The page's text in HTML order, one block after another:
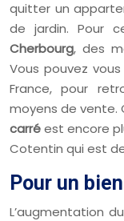
quitter un
de jardin. Pour
Cherbourg, des
Vous pouvez
France, pour
moyens de
carréest encore
Cotentin qui est de
Pour un
L’augmentation du